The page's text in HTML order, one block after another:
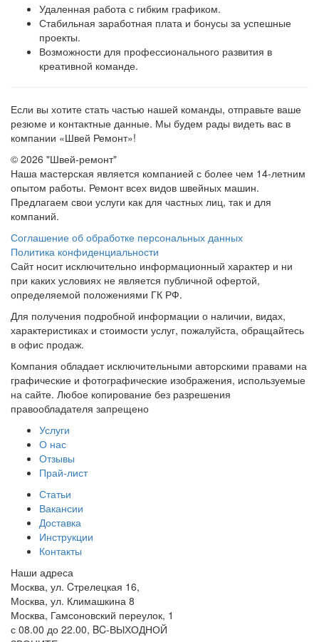
Удаленная работа с гибким графиком.
Стабильная заработная плата и бонусы за успешные
проекты.
Возможности для профессионального развития в
креативной команде.
Если вы хотите стать частью нашей команды, отправьте ваше
резюме и контактные данные. Мы будем рады видеть вас в
компании «Швей Ремонт»!
© 2026 "Швей-ремонт"
Наша мастерская является компанией с более чем 14-летним
опытом работы. Ремонт всех видов швейных машин.
Предлагаем свои услуги как для частных лиц, так и для
компаний.
Соглашение об обработке персональных данных
Политика конфиденциальности
Сайт носит исключительно информационный характер и ни
при каких условиях не является публичной офертой,
определяемой положениями ГК РФ.
Для получения подробной информации о наличии, видах,
характеристиках и стоимости услуг, пожалуйста, обращайтесь
в офис продаж.
Компания обладает исключительными авторскими правами на
графические и фотографические изображения, используемые
на сайте. Любое копирование без разрешения
правообладателя запрещено
Услуги
О нас
Отзывы
Прай-лист
Статьи
Вакансии
Доставка
Инструкции
Контакты
Наши адреса
Москва, ул. Cтрелецкая 16,
Москва, ул. Климашкина 8
Москва, Гамсоновский переулок, 1
с 08.00 до 22.00, BC-ВЫХОДНОЙ